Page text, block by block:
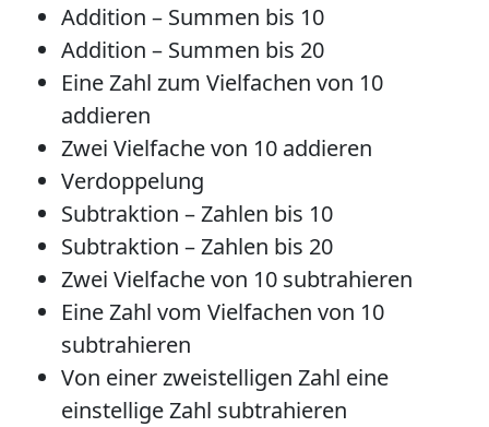
Addition – Summen bis 10
Addition – Summen bis 20
Eine Zahl zum Vielfachen von 10
addieren
Zwei Vielfache von 10 addieren
Verdoppelung
Subtraktion – Zahlen bis 10
Subtraktion – Zahlen bis 20
Zwei Vielfache von 10 subtrahieren
Eine Zahl vom Vielfachen von 10
subtrahieren
Von einer zweistelligen Zahl eine
einstellige Zahl subtrahieren